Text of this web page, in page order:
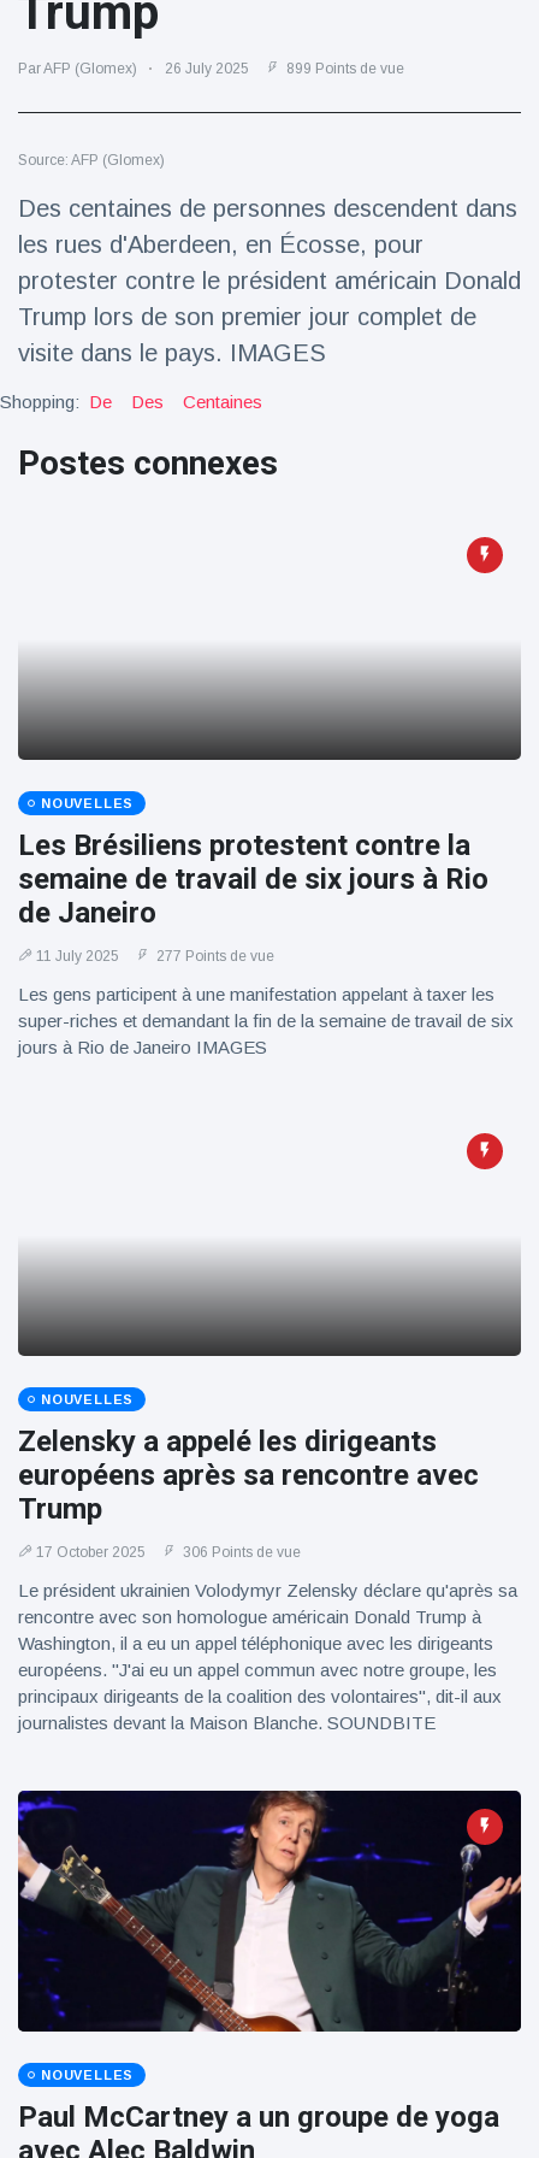
Voyage et aventure
2023 Citroën
ë-C3 Reveal
18 March
37
Points de vue
Ferrari SP-8 -
Le Roadster
dérivé de la
F8 Spider est
Maranello
Points de vue
Lotus dévoile
Emeya, sa
Trump
Par AFP (Glomex) 26 July 2025 899 Points de vue
Source: AFP (Glomex)
Des centaines de personnes descendent dans
les rues d'Aberdeen, en Écosse, pour
protester contre le président américain Donald
Trump lors de son premier jour complet de
visite dans le pays. IMAGES
Shopping: De Des Centaines
Postes connexes
NOUVELLES
Les Brésiliens protestent contre la
semaine de travail de six jours à Rio
de Janeiro
11 July 2025 277 Points de vue
Les gens participent à une manifestation appelant à taxer les
super-riches et demandant la fin de la semaine de travail de six
jours à Rio de Janeiro IMAGES
NOUVELLES
Zelensky a appelé les dirigeants
européens après sa rencontre avec
Trump
17 October 2025 306 Points de vue
Le président ukrainien Volodymyr Zelensky déclare qu'après sa
rencontre avec son homologue américain Donald Trump à
Washington, il a eu un appel téléphonique avec les dirigeants
européens. "J'ai eu un appel commun avec notre groupe, les
principaux dirigeants de la coalition des volontaires", dit-il aux
journalistes devant la Maison Blanche. SOUNDBITE
NOUVELLES
Paul McCartney a un groupe de yoga
avec Alec Baldwin